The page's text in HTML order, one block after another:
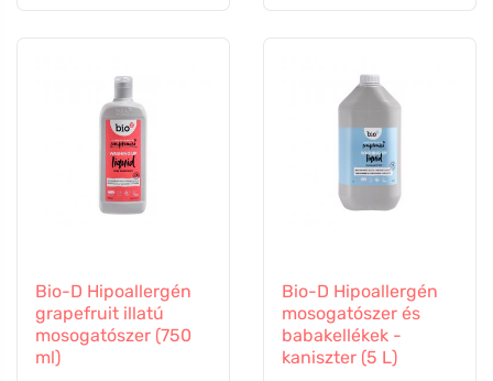
Bio-D Hipoallergén
grapefruit illatú
mosogatószer (750
ml)
Bio-D Hipoallergén
mosogatószer és
babakellékek -
kaniszter (5 L)